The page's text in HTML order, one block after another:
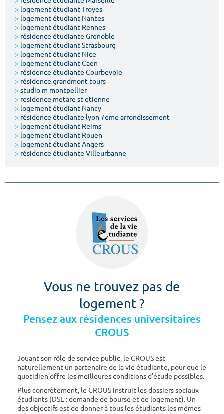
Votre date d'entrée
Chercher
> logement étudiant Troyes
> logement étudiant Nantes
> logement étudiant Rennes
> résidence étudiante Grenoble
> logement étudiant Strasbourg
> logement étudiant Nice
> logement étudiant Caen
> résidence étudiante Courbevoie
> résidence grandmont tours
> studio m montpellier
> residence metare st etienne
> logement étudiant Nancy
> résidence étudiante lyon 7eme arrondissement
> logement étudiant Reims
> logement étudiant Rouen
> logement étudiant Angers
> résidence étudiante Villeurbanne
Vous ne trouvez pas de
logement ?
Pensez aux résidences universitaires
CROUS
Jouant son rôle de service public, le CROUS est
naturellement un partenaire de la vie étudiante, pour que le
quotidien offre les meilleures conditions d'étude possibles.
Plus concrètement, le CROUS instruit les dossiers sociaux
étudiants (DSE : demande de bourse et de logement). Un
des objectifs est de donner à tous les étudiants les mêmes